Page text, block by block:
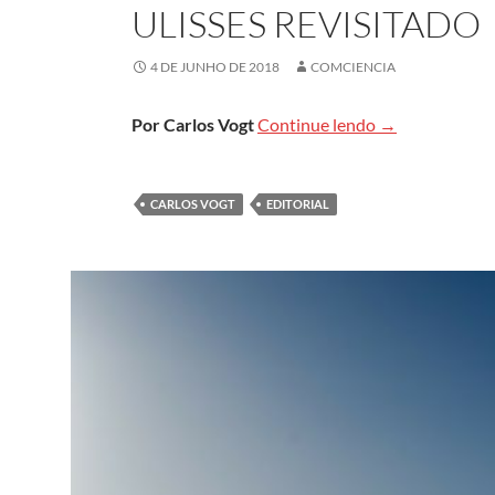
ULISSES REVISITADO
4 DE JUNHO DE 2018 COMCIENCIA
Por Carlos VogtContinue lendo Ulisses
→
CARLOS VOGT EDITORIAL